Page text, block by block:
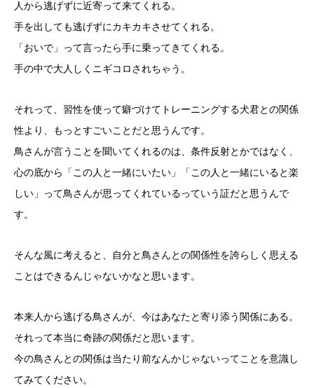
人から逃げずに近寄って来てくれる。
手を出しても逃げずにカキカキさせてくれる。
「おいで」って言ったら手に乗ってきてくれる。
手の中で大人しくニギコロされちゃう。
それって、習性を使って癖づけてトレーニングする犬君との関係
性より、もっとすごいことだと思うんです。
鳥さんが言うことを聞いてくれるのは、条件反射とかではなく、
心の底から「この人と一緒にいたい」「この人と一緒にいると楽
しい」って鳥さんが思ってくれているっていう証だと思うんで
す。
そんな風に考えると、自分と鳥さんとの関係性を誇らしく思える
ことはできるんじゃないかなと思います。
本来人から逃げる鳥さんが、今はあなたと寄り添う関係にある。
それって本当に奇跡の関係だと思います。
今の鳥さんとの関係は当たり前なんかじゃないってことを意識し
てみてください。